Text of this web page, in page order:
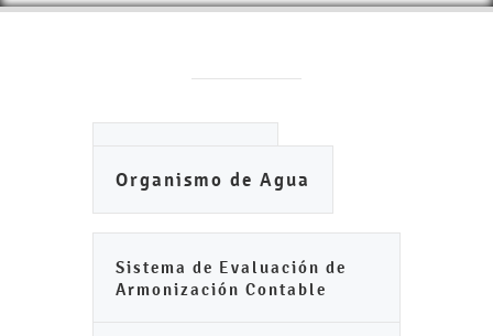
Organismo de Agua
Sistema de Evaluación de
Armonización Contable